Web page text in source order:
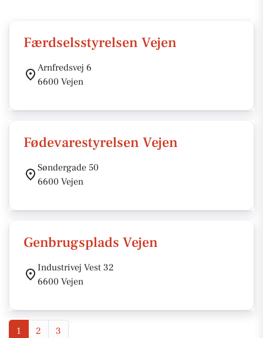
Færdselsstyrelsen Vejen
Arnfredsvej 6
6600 Vejen
Fødevarestyrelsen Vejen
Søndergade 50
6600 Vejen
Genbrugsplads Vejen
Industrivej Vest 32
6600 Vejen
1 2 3